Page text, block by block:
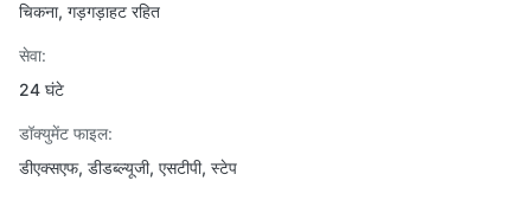
चिकना, गड़गड़ाहट रहित
सेवा:
24 घंटे
डॉक्युमेंट फाइल:
डीएक्सएफ, डीडब्ल्यूजी, एसटीपी, स्टेप